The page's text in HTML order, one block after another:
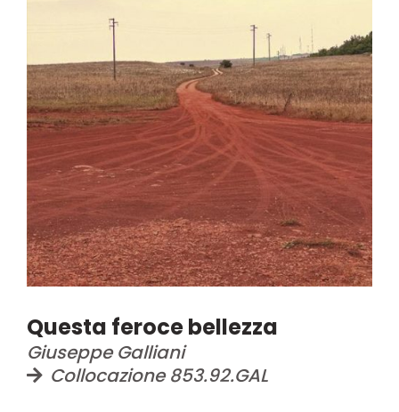
Questa feroce bellezza
Giuseppe Galliani
Collocazione 853.92.GAL